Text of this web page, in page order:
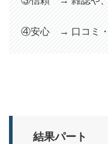
④安心 → 口コミ・
結果パート